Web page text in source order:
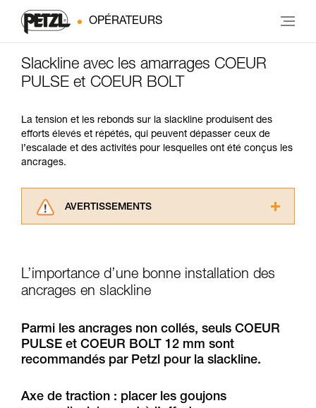
OPÉRATEURS
Slackline avec les amarrages COEUR
PULSE et COEUR BOLT
La tension et les rebonds sur la slackline produisent des
efforts élevés et répétés, qui peuvent dépasser ceux de
l’escalade et des activités pour lesquelles ont été conçus les
ancrages.
AVERTISSEMENTS
informations de la notice technique pour
pouvoir comprendre ce complément
formation et un entraînement spécifique. Validez
avec un professionnel votre capacité à refaire
la manipulation, seul, en toute sécurité, avant
liées à votre activité. Il peut en exister d’autres
L’importance d’une bonne installation des
ancrages en slackline
Parmi les ancrages non collés, seuls COEUR
PULSE et COEUR BOLT 12 mm sont
recommandés par Petzl pour la slackline.
Axe de traction : placer les goujons